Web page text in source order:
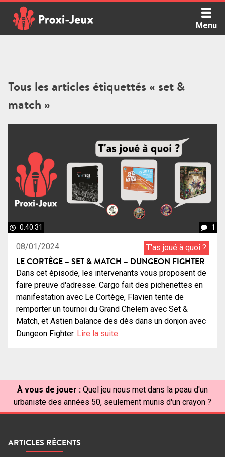
content
Menu
Tous les articles étiquettés « set &
match »
0:40:31 1
08/01/2024 T'as joué à quoi ?
LE CORTÈGE – SET & MATCH – DUNGEON FIGHTER
Dans cet épisode, les intervenants vous proposent de
faire preuve d'adresse. Cargo fait des pichenettes en
manifestation avec Le Cortège, Flavien tente de
remporter un tournoi du Grand Chelem avec Set &
Match, et Astien balance des dés dans un donjon avec
Dungeon Fighter. Lire la suite
À vous de jouer : Quel jeu nous met dans la peau d'un
urbaniste des années 50, seulement munis d'un crayon ?
ARTICLES RÉCENTS